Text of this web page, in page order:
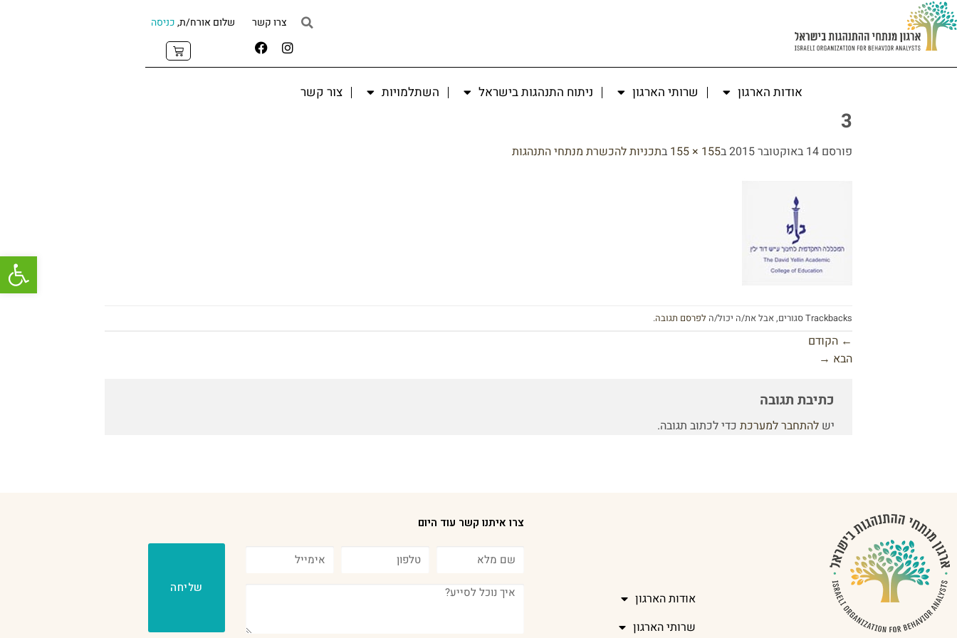
צרו קשר שלום אורח/ת,כניסה
אודות הארגון שרותי הארגון ניתוח התנהגות בישראל השתלמויות צור קשר
3
פורסם 14 באוקטובר 2015 ב155 × 155 בתכניות להכשרת מנתחי התנהגות
Trackbacks סגורים, אבל את/ה יכול/ה לפרסם תגובה.
← הקודם
הבא →
כתיבת תגובה
יש להתחבר למערכת כדי לכתוב תגובה.
אודות הארגון
שרותי הארגון
צרו איתנו קשר עוד היום
שליחה